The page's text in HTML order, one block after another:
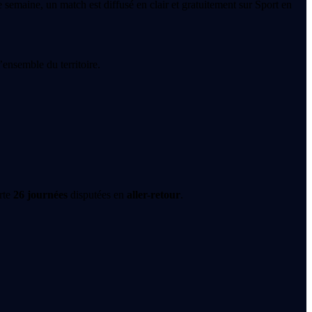
un match est diffusé en clair et gratuitement sur Sport en
du territoire.
26 journées disputées en aller-retour